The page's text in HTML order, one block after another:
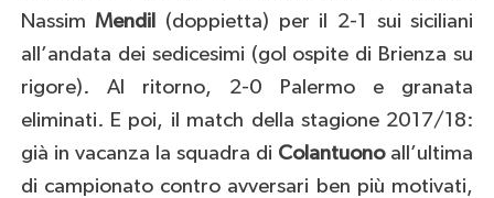
NassimMendil
(doppietta) per il 2-1 sui siciliani
all’andata dei sedicesimi (gol ospite di Brienza su
rigore). Al ritorno, 2-0 Palermo e granata
eliminati. E poi, il match della stagione 2017/18:
già in vacanza la squadra di Colantuonoall’ultima
di campionato contro avversari ben più motivati,